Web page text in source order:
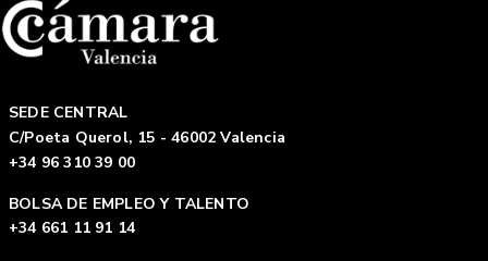
SEDE CENTRAL
C/Poeta Querol, 15 - 46002 Valencia
+34 96 310 39 00
BOLSA DE EMPLEO Y TALENTO
+34 661 11 91 14